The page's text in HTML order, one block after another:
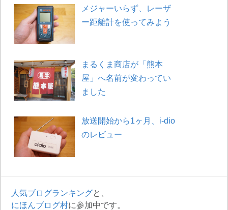
メジャーいらず、レーザ
ー距離計を使ってみよう
まるくま商店が「熊本
屋」へ名前が変わってい
ました
放送開始から1ヶ月、i-dio
のレビュー
人気ブログランキングと、
にほんブログ村に参加中です。